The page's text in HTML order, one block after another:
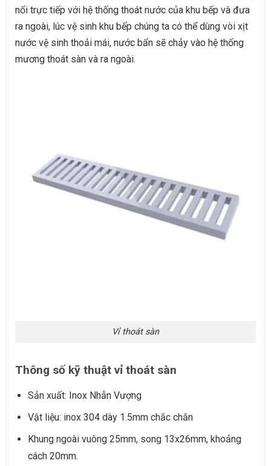
nối trực tiếp với hệ thống thoát nước của khu bếp và đưa
ra ngoài, lúc vệ sinh khu bếp chúng ta có thể dùng vòi xịt
nước vệ sinh thoải mái, nước bẩn sẽ chảy vào hệ thống
mương thoát sàn và ra ngoài.
Vỉ thoát sàn
Thông số kỹ thuật vỉ thoát sàn
Sản xuất: Inox Nhẫn Vượng
Vật liệu: inox 304 dày 1.5mm chắc chắn
Khung ngoài vuông 25mm, song 13x26mm, khoảng
cách 20mm.